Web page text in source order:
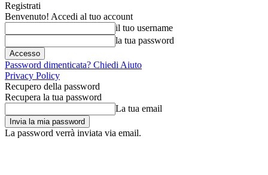
Registrati
Benvenuto! Accedi al tuo account
il tuo username
la tua password
Password dimenticata? Chiedi Aiuto
Privacy Policy
Recupero della password
Recupera la tua password
La tua email
La password verrà inviata via email.